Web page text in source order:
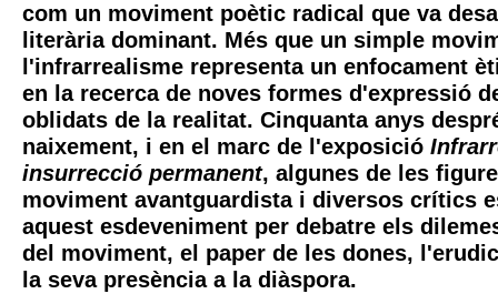
com un moviment poètic radical que va
literària dominant. Més que un simple
l'infrarrealisme representa un enfocament
en la recerca de noves formes d'expressió
oblidats de la realitat. Cinquanta anys
naixement, i en el marc de l'exposició
insurrecció permanent, algunes de les
moviment avantguardista i diversos crítics
aquest esdeveniment per debatre els
del moviment, el paper de les dones,
la seva presència a la diàspora.